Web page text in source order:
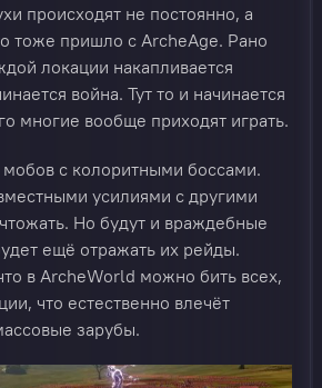
происходят не постоянно, а
тоже пришло с ArcheAge. Рано
локации накапливается
война. Тут то и начинается
многие вообще приходят играть.
с колоритными боссами.
усилиями с другими
Но будут и враждебные
ещё отражать их рейды.
в ArcheWorld можно бить всех,
что естественно влечёт
зарубы.